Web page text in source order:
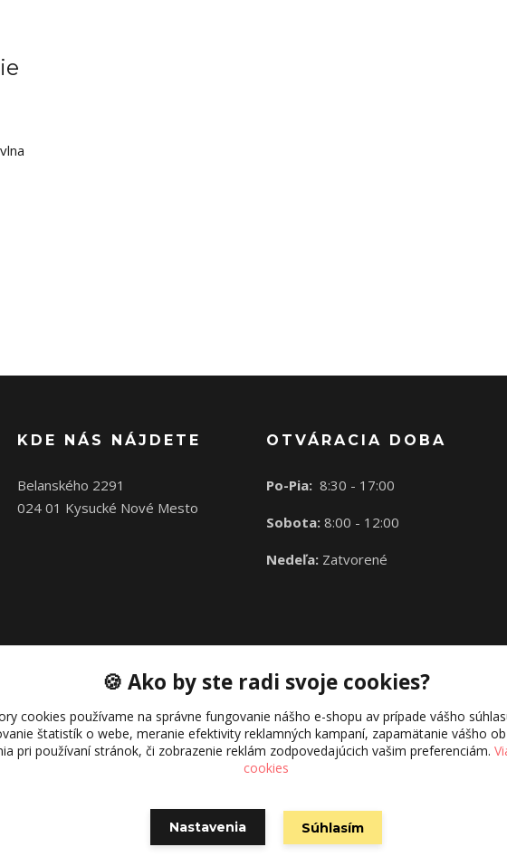
KDE NÁS NÁJDETE
Belanského 2291
024 01 Kysucké Nové Mesto
OTVÁRACIA DOBA
Po-Pia: 8:30 - 17:00
Sobota: 8:00 - 12:00
Nedeľa: Zatvorené
Vytvorené na Eshop-rychlo.sk
🍪 Ako by ste radi svoje cookies?
cookies používame na správne fungovanie nášho e-shopu av prípade vášho
štatistík o webe, meranie efektivity reklamných kampaní, zapamätanie vášho
pri používaní stránok, či zobrazenie reklám zodpovedajúcich vašim preferenciám.
cookies
Nastavenia Súhlasím